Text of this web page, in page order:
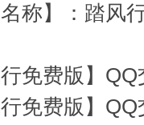
名称】：踏风
行免费版】
行免费版】